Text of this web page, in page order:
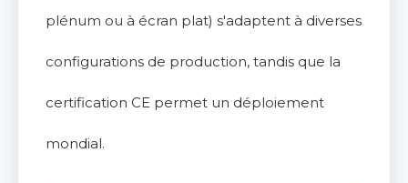
plénum ou à écran plat) s'adaptent à diverses
configurations de production, tandis que la
certification CE permet un déploiement
mondial.